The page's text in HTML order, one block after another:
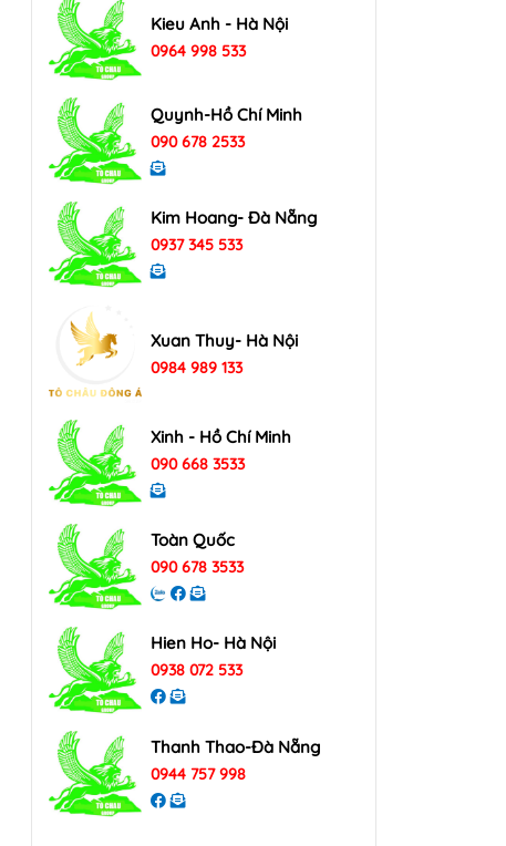
Kieu Anh - Hà Nội
0964 998 533
Quynh-Hồ Chí Minh
090 678 2533
Kim Hoang- Đà Nẵng
0937 345 533
Xuan Thuy- Hà Nội
0984 989 133
Xinh - Hồ Chí Minh
090 668 3533
Toàn Quốc
090 678 3533
Hien Ho- Hà Nội
0938 072 533
Thanh Thao-Đà Nẵng
0944 757 998